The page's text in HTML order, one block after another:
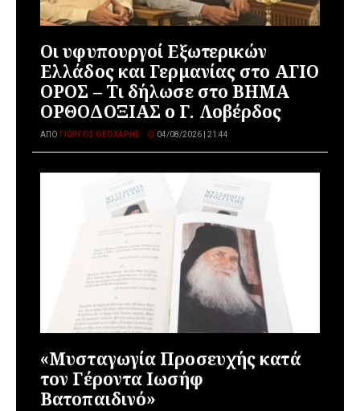
Οι υφυπουργοί Εξωτερικών
Ελλάδος και Γερμανίας στο ΑΓΙΟ
ΟΡΟΣ – Τι δήλωσε στο ΒΗΜΑ
ΟΡΘΟΔΟΞΙΑΣ ο Γ. Λοβέρδος
ΑΠΌ ΓΙΏΡΓΟΣ ΘΕΟΧΆΡΗΣ 04/08/2026 | 21:44
«Μυσταγωγία Προσευχής κατά
τον Γέροντα Ιωσήφ
Βατοπαιδινό»